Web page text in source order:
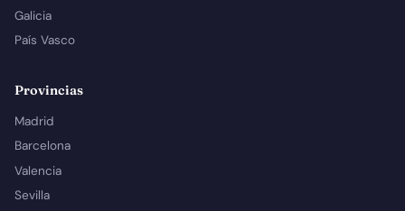
Galicia
País Vasco
Provincias
Madrid
Barcelona
Valencia
Sevilla